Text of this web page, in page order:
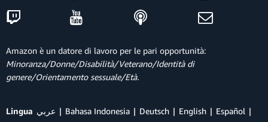
Amazon è un datore di lavoro per le pari opportunità:
Minoranza/Donne/Disabilità/Veterano/Identità di
genere/Orientamento sessuale/Età.
Lingua عربي Bahasa Indonesia Deutsch English
Español